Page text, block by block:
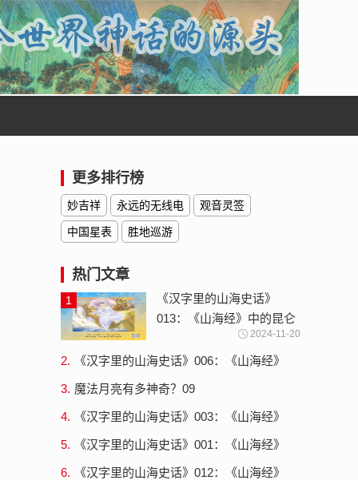
更多排行榜
妙吉祥 永远的无线电 观音灵签
中国星表 胜地巡游
热门文章
1
《汉字里的山海史话》
013：《山海经》中的昆仑
神-云梦大泽与沧海桑田
2024-11-20
2.
《汉字里的山海史话》006：《山海经》
3. 魔法月亮有多神奇？09
4.
《汉字里的山海史话》003：《山海经》
5.
《汉字里的山海史话》001：《山海经》
6.
《汉字里的山海史话》012：《山海经》